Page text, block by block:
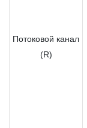
Потоковой канал
(R)